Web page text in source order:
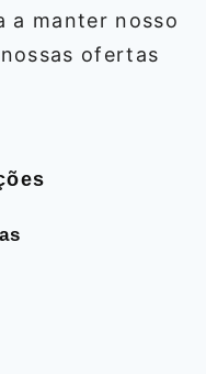
a manter nosso
ofertas